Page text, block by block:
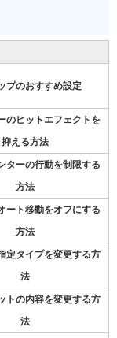
プのおすすめ設定
のヒットエフェクトを
抑える方法
ターの行動を制限する
方法
ート移動をオフにする
方法
定タイプを変更する方
法
トの内容を変更する方
法